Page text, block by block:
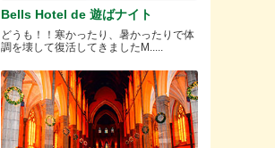
Bells Hotel de 遊ばナイト
どうも！！寒かったり、暑かったりで体
調を壊して復活してきましたM.....